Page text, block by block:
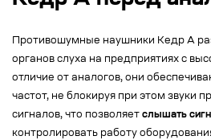
Противошумные наушники Кедр А
органов слуха на предприятиях с
отличие от аналогов, они
частот, не блокируя при этом звуки
сигналов, что позволяет слышать
контролировать работу